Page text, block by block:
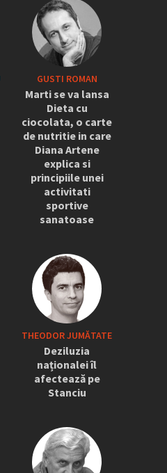
GUSTI ROMAN
Marti se va lansa
Dieta cu
ciocolata, o carte
de nutritie in care
Diana Artene
explica si
principiile unei
activitati
sportive
sanatoase
THEODOR JUMĂTATE
Deziluzia
naționalei îl
afectează pe
Stanciu